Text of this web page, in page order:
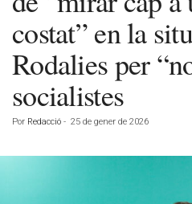
costat” en la
Rodalies per
socialistes
Por Redacció - 25 de gener de 2026